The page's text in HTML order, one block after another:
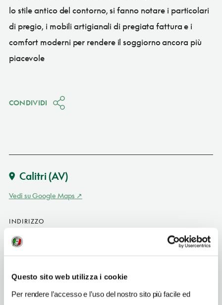
Questo sito web utilizza i cookie
Per rendere l’accesso e l’uso del nostro sito più facile ed
lo stile antico del contorno, si fanno notare i particolari
di pregio, i mobili artigianali di pregiata fattura e i
comfort moderni per rendere il soggiorno ancora più
piacevole
CONDIVIDI
Calitri(AV)
Vedi su Google Maps
INDIRIZZO
Calitri (AV)
SITO WEB
www.palazzozampaglione.it